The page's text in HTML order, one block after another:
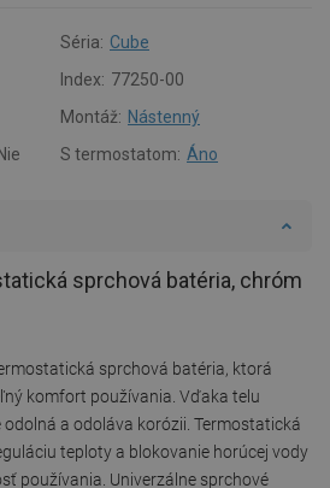
Séria: Cube
Index: 77250-00
Montáž: Nástenný
Nie S termostatom: Áno
sprchová batéria, chróm
sprchová batéria, ktorá
komfort používania. Vďaka telu
a odoláva korózii. Termostatická
teploty a blokovanie horúcej vody
používania. Univerzálne sprchové